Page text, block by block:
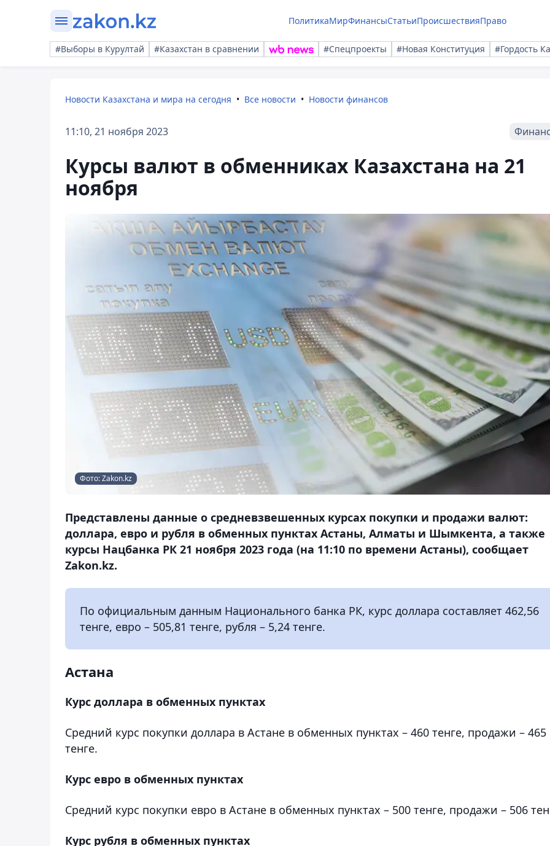
ПолитикаМирФинансыСтатьиПроисшествияПраво
#Выборы в Курултай #Казахстан в сравнении #Спецпроекты #Новая Конституция #Гордость
Новости Казахстана и мира на сегодня Все новости Новости финансов
11:10, 21 ноября 2023
Курсы валют в обменниках Казахстана на 21
ноября
Фото: Zakon.kz
Представлены данные о средневзвешенных курсах покупки и продажи валют:
доллара, евро и рубля в обменных пунктах Астаны, Алматы и Шымкента, а также
курсы Нацбанка РК 21 ноября 2023 года (на 11:10 по времени Астаны), сообщает
Zakon.kz.
По официальным данным Национального банка РК, курс доллара составляет 462,56
тенге, евро – 505,81 тенге, рубля – 5,24 тенге.
Астана
Курс доллара в обменных пунктах
Средний курс покупки доллара в Астане в обменных пунктах – 460 тенге, продажи – 465
тенге.
Курс евро в обменных пунктах
Средний курс покупки евро в Астане в обменных пунктах – 500 тенге, продажи – 506
Курс рубля в обменных пунктах